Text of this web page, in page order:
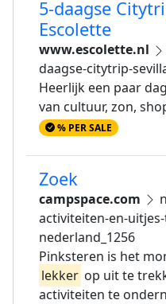
5-daagse
Escolette
www.escolette.nl
daagse-citytrip-
Heerlijk een paar
van cultuur, zon,
% PER SALE
Zoek
campspace.com
activiteiten-en-
nederland_1256
Pinksteren is het
lekker op uit te
activiteiten te